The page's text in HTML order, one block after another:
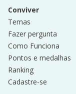
Conviver
Temas
Fazer pergunta
Como Funciona
Pontos e medalhas
Ranking
Cadastre-se